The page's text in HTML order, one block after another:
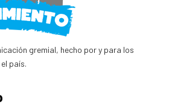
gremial, hecho por y para los
país.